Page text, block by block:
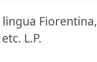
Fiorentina,
L.P.